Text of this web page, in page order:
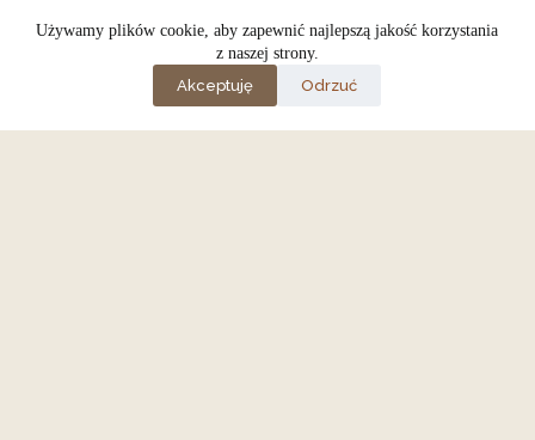
Używamy plików cookie, aby zapewnić najlepszą jakość korzystania
z naszej strony.
Akceptuję
Odrzuć